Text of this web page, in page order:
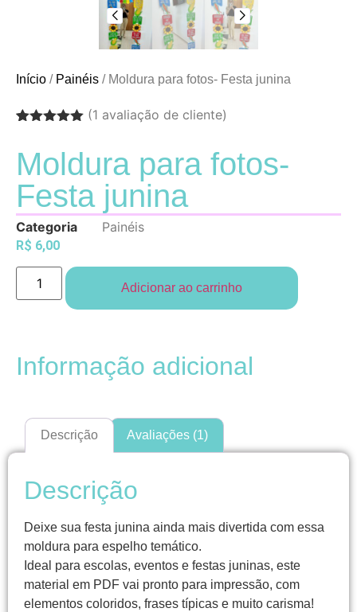
Início / Painéis / Moldura para fotos- Festa junina
de 5, com
baseado
em
avaliação
de cliente
(1 avaliação de cliente)
Moldura para fotos-
Festa junina
Categoria Painéis
R$ 6,00
Adicionar ao carrinho
Informação adicional
Descrição Avaliações (1)
Descrição
Deixe sua festa junina ainda mais divertida com essa
moldura para espelho temático.
Ideal para escolas, eventos e festas juninas, este
material em PDF vai pronto para impressão, com
elementos coloridos, frases típicas e muito carisma!